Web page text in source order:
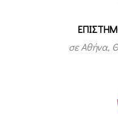
σε Αθήνα,